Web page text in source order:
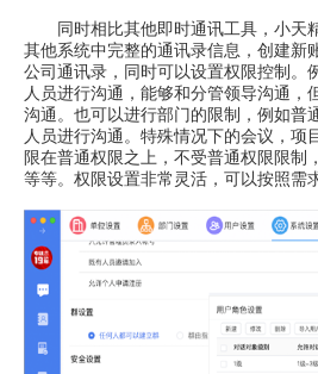
同时相比其他即时通讯工具，小天
其他系统中完整的通讯录信息，创建新
公司通讯录，同时可以设置权限控制。
人员进行沟通，能够和分管领导沟通，
沟通。也可以进行部门的限制，例如普
人员进行沟通。特殊情况下的会议，项
限在普通权限之上，不受普通权限限制
等等。权限设置非常灵活，可以按照需